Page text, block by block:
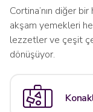
Cortina’nın diğer
akşam yemekleri
lezzetler ve çeşit
dönüşüyor.